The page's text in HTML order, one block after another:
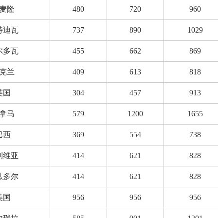
隆 480 720 960
迪瓦 737 890 1029
多瓦 455 662 869
兰 409 613 818
国 304 457 913
马 579 1200 1655
西 369 554 738
维亚 414 621 828
多尔 414 621 828
国 956 956 956